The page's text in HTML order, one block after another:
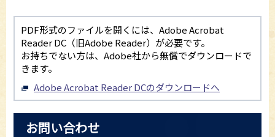
PDF形式のファイルを開くには、Adobe Acrobat
Reader DC（旧Adobe Reader）が必要です。
お持ちでない方は、Adobe社から無償でダウンロードで
きます。
Adobe Acrobat Reader DCのダウンロードへ
お問い合わせ